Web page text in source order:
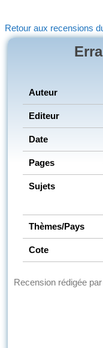
Retour aux recensions
Auteur
Editeur
Date
Pages
Sujets
Thèmes/Pays
Cote
Recension rédigée par